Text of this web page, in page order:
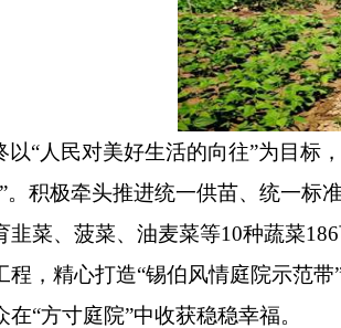
以“人民对美好生活的向往”为目标
。积极牵头推进统一供苗、统一标
韭菜、菠菜、油麦菜等10种蔬菜186
程，精心打造“锡伯风情庭院示范
“方寸庭院”中收获稳稳幸福。